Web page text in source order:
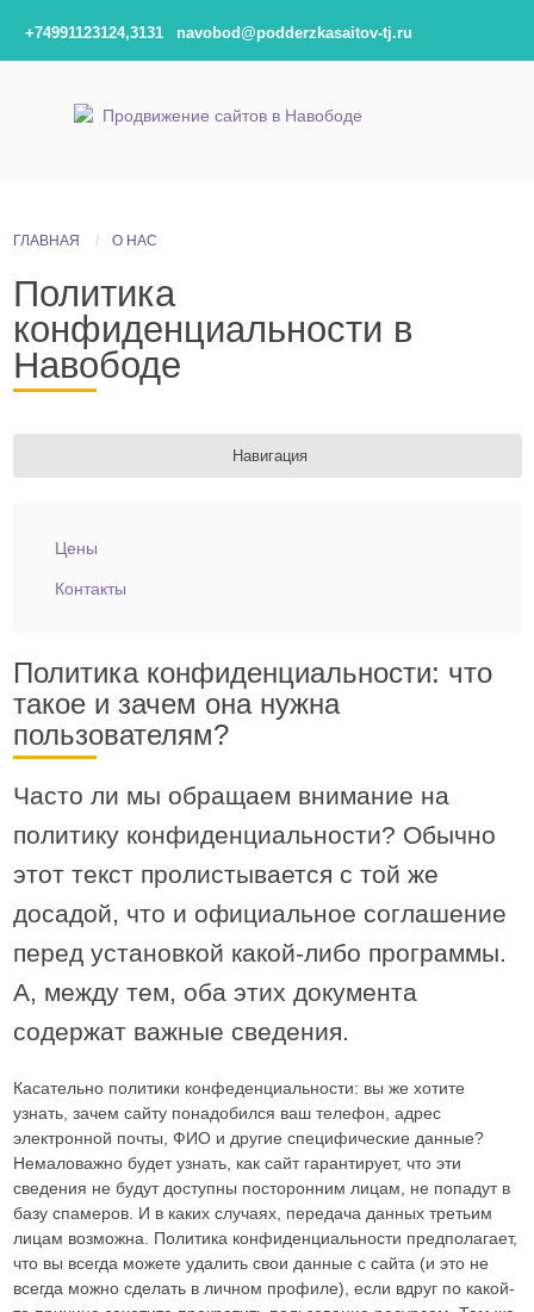
+74991123124,3131 navobod@podderzkasaitov-tj.ru
ГЛАВНАЯ О НАС
Политика
конфиденциальности в
Навободе
Навигация
Цены
Контакты
Политика конфиденциальности: что
такое и зачем она нужна
пользователям?
Часто ли мы обращаем внимание на
политику конфиденциальности? Обычно
этот текст пролистывается с той же
досадой, что и официальное соглашение
перед установкой какой-либо программы.
А, между тем, оба этих документа
содержат важные сведения.
Касательно политики конфеденциальности: вы же хотите
узнать, зачем сайту понадобился ваш телефон, адрес
электронной почты, ФИО и другие специфические данные?
Немаловажно будет узнать, как сайт гарантирует, что эти
сведения не будут доступны посторонним лицам, не попадут в
базу спамеров. И в каких случаях, передача данных третьим
лицам возможна. Политика конфиденциальности предполагает,
что вы всегда можете удалить свои данные с сайта (и это не
всегда можно сделать в личном профиле), если вдруг по какой-